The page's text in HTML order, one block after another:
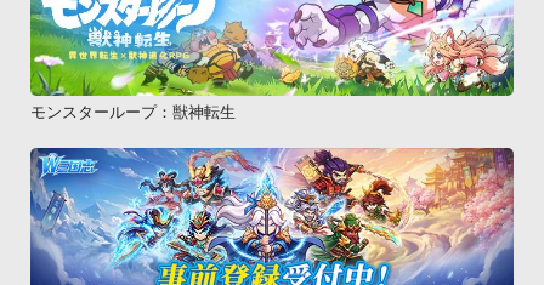
モンスターループ：獣神転生